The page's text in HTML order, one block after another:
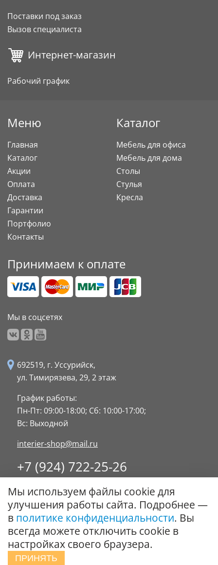
Поставки под заказ
Вызов специалиста
Интернет-магазин
Рабочий график
Меню
Главная
Каталог
Акции
Оплата
Доставка
Гарантии
Портфолио
Контакты
Каталог
Мебель для офиса
Мебель для дома
Столы
Стулья
Кресла
Принимаем к оплате
Мы в соцсетях
692519, г. Уссурийск,
ул. Тимирязева, 29, 2 этаж
График работы:
Пн-Пт: 09:00-18:00; Сб: 10:00-17:00;
Вс: Выходной
interier-shop@mail.ru
+7 (924) 722-25-26
8 (4234) 32-17-89
Заказать обратный звонок
© ООО "Стиль-Интерьер" 1996 - 2026. Все права
защищены.
Политика обработки персональных данных
Сообщить об ошибке
Мы используем файлы cookie для
улучшения работы сайта. Подробнее —
в политике конфиденциальности. Вы
всегда можете отключить cookie в
настройках своего браузера.
ПРИНЯТЬ